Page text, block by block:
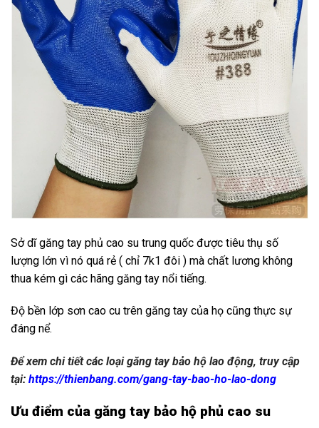
Sở dĩ găng tay phủ cao su trung quốc được tiêu thụ số
lượng lớn vì nó quá rẻ ( chỉ 7k1 đôi ) mà chất lương không
thua kém gì các hãng găng tay nổi tiếng.
Độ bền lớp sơn cao cu trên găng tay của họ cũng thực sự
đáng nể.
Để xem chi tiết các loại găng tay bảo hộ lao động, truy cập
tại: https://thienbang.com/gang-tay-bao-ho-lao-dong
Ưu điểm của găng tay bảo hộ phủ cao su